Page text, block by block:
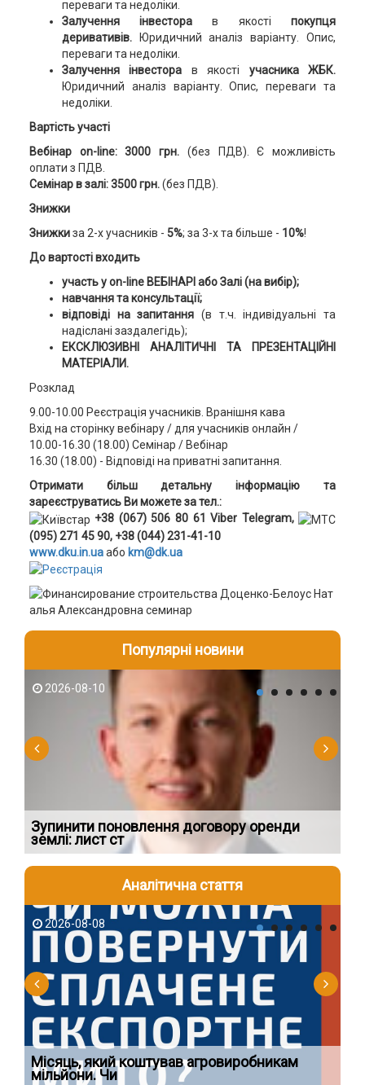
переваги та недоліки.
Залучення інвестора в якостіпокупця
деривативів.Юридичний аналіз варіанту. Опис,
переваги та недоліки.
Залучення інвестора в якості учасника ЖБК.
Юридичний аналіз варіанту. Опис, переваги та
недоліки.
Вартість участі
Вебінар on-line: 3000 грн. (без ПДВ). Є можливість
оплати з ПДВ.
Семінар в залі: 3500 грн.(без ПДВ).
Знижки
Знижкиза 2-х учасників - 5%; за 3-х та більше - 10%!
До вартості входить
участь у on-line ВЕБІНАРІ або Залі (на вибір);
навчання та консультації;
відповіді на запитання (в т.ч. індивідуальні та
надіслані заздалегідь);
ЕКСКЛЮЗИВНІ АНАЛІТИЧНІ ТА ПРЕЗЕНТАЦІЙНІ
МАТЕРІАЛИ.
Розклад
9.00-10.00 Реєстрація учасників. Вранішня кава
Вхід на сторінку вебінару / для учасників онлайн /
10.00-16.30 (18.00) Семінар / Вебінар
16.30 (18.00) - Відповіді на приватні запитання.
Отримати більш детальну інформацію та
зареєструватись Ви можете за тел.:
+38 (067) 506 80 61 Viber Telegram,
(095) 271 45 90, +38 (044) 231-41-10
www.dku.in.uaабо km@dk.ua
Популярні новини
2026-08-10
Зупинити поновлення договору оренди
землі: лист ст
Аналітична стаття
2026-08-08
Місяць, який коштував агровиробникам
мільйони. Чи